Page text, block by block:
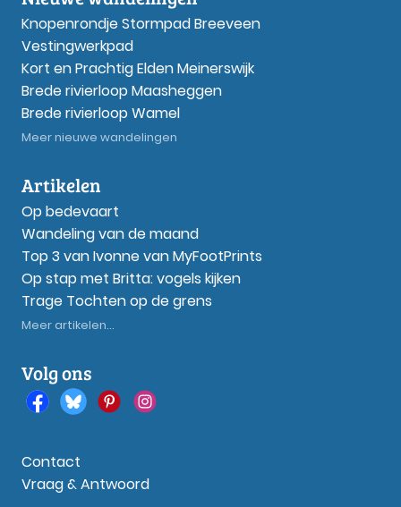
Knopenrondje Stormpad Breeveen
Vestingwerkpad
Kort en Prachtig Elden Meinerswijk
Brede rivierloop Maasheggen
Brede rivierloop Wamel
Meer nieuwe wandelingen
Artikelen
Op bedevaart
Wandeling van de maand
Top 3 van Ivonne van MyFootPrints
Op stap met Britta: vogels kijken
Trage Tochten op de grens
Meer artikelen...
Volg ons
Contact
Vraag & Antwoord